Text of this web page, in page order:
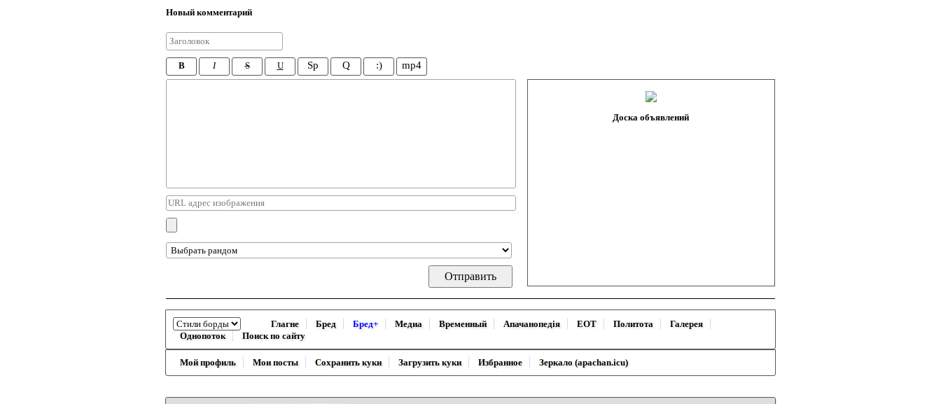
Новый комментарий
B I S U Sp Q :) mp4
Доска объявлений
Глагне Бред Бред+ Медиа Временный Апачанопедiя ЕОТ Политота
Галерея
Однопоток
Поиск по сайту
Мой профиль Мои посты Сохранить куки Загрузить куки Избранное Зеркало (apachan.icu)